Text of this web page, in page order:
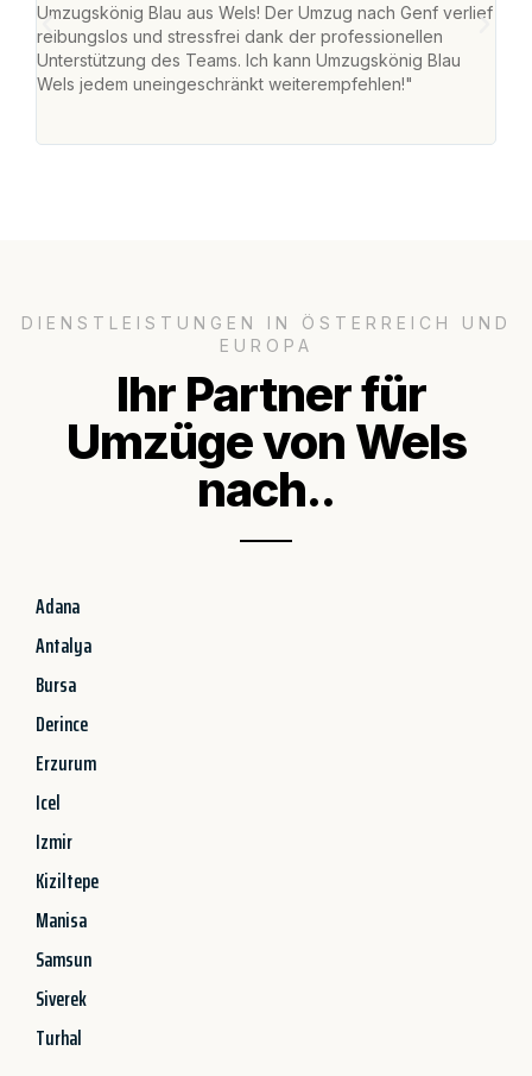
Umzugskönig Blau aus Wels! Der Umzug nach Genf verlief
reibungslos und stressfrei dank der professionellen
Unterstützung des Teams. Ich kann Umzugskönig Blau
Wels jedem uneingeschränkt weiterempfehlen!"
DIENSTLEISTUNGEN IN ÖSTERREICH UND
EUROPA
Ihr Partner für
Umzüge von Wels
nach..
Adana
Antalya
Bursa
Derince
Erzurum
Icel
Izmir
Kiziltepe
Manisa
Samsun
Siverek
Turhal